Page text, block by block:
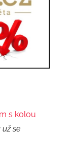
s kolou
se